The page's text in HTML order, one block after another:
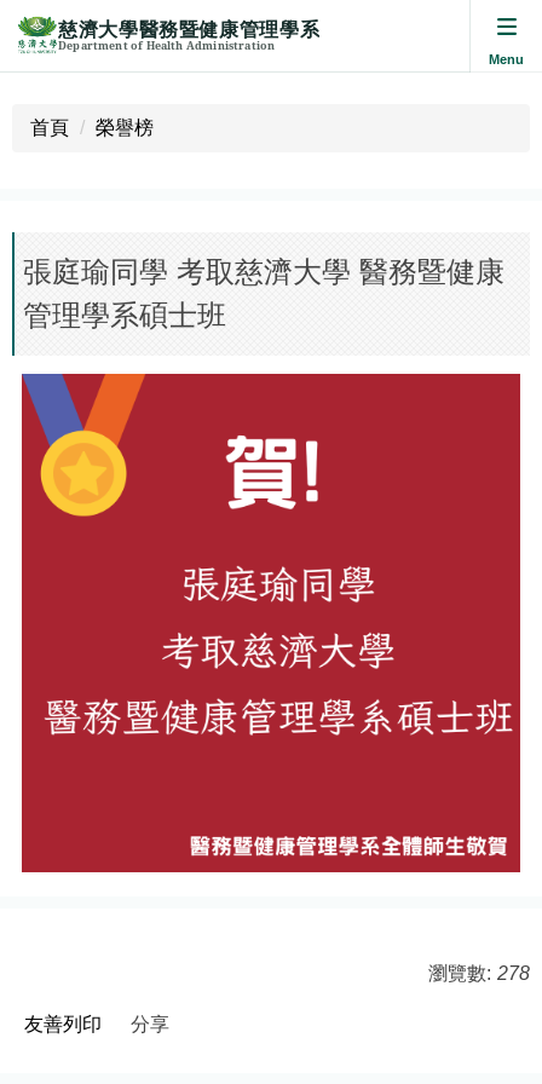
容
區
慈濟大學醫務暨健康管理學系
Department of Health Administration
首頁 榮譽榜
張庭瑜同學 考取慈濟大學 醫務暨健康
管理學系碩士班
瀏覽數: 278
友善列印 分享